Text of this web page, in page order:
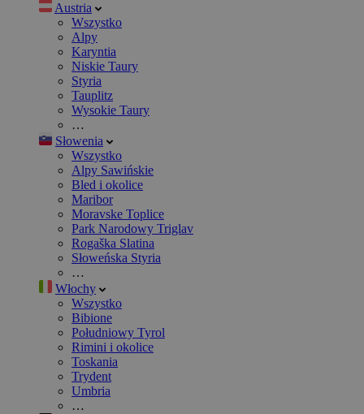
Austria
Wszystko
Alpy
Karyntia
Niskie Taury
Styria
Tauplitz
Wysokie Taury
…
Słowenia
Wszystko
Alpy Sawińskie
Bled i okolice
Maribor
Moravske Toplice
Park Narodowy Triglav
Rogaška Slatina
Słoweńska Styria
…
Włochy
Wszystko
Bibione
Południowy Tyrol
Rimini i okolice
Toskania
Trydent
Umbria
…